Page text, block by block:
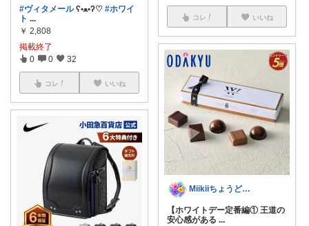
#ヴィタメール ʕ•ﻌ•ʔ♡ #ホワイ
ト ...
￥ 2,808
掲載終了
0 0 32
コレ いいね
コレ いいね
Miikiiちょうどいい暮らしの定番🍀
【ホワイトデー定番編① 王道の
安心感がある ...